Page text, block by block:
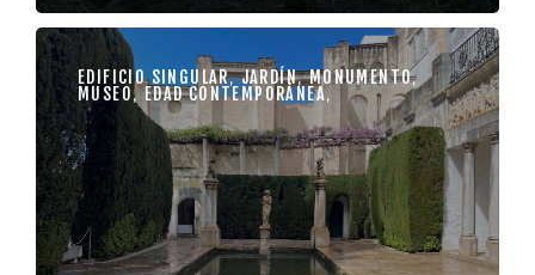
EDIFICIO SINGULAR,JARDÍN,MONUMENTO,
MUSEO,EDAD CONTEMPORÁNEA,